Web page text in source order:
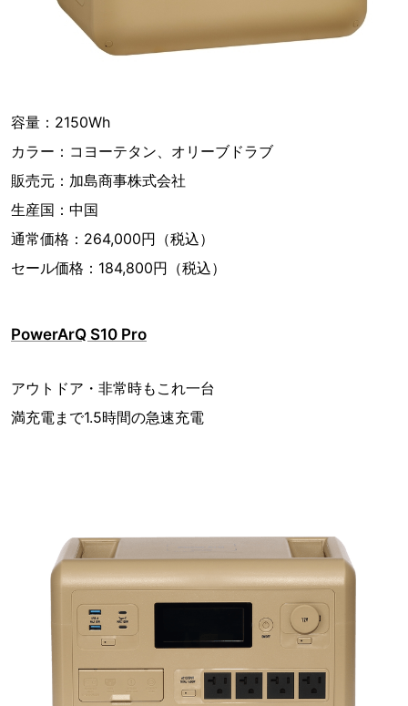
容量：2150Wh
カラー：コヨーテタン、オリーブドラブ
販売元：加島商事株式会社
生産国：中国
通常価格：264,000円（税込）
セール価格：184,800円（税込）
PowerArQ S10 Pro
アウトドア・非常時もこれ一台
満充電まで1.5時間の急速充電